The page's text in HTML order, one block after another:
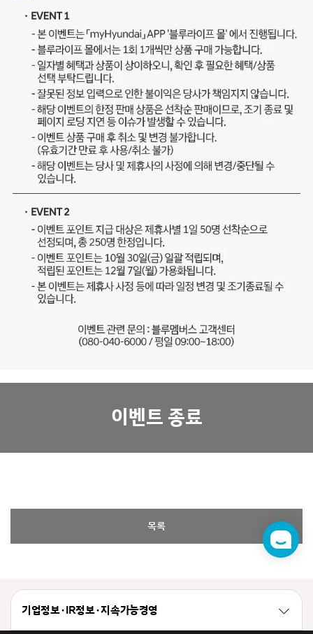
이벤트 종료
목록
챗
봇
기업정보 · IR정보 · 지속가능경영